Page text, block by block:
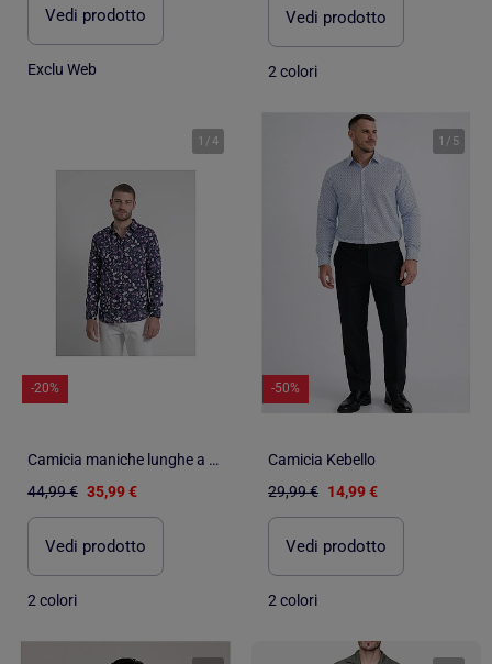
Vedi prodotto
Exclu Web
Vedi prodotto
2 colori
1 /4
-20%
Camicia maniche lunghe a motivi DULOIC
44,99 € 35,99 €
Vedi prodotto
2 colori
1 / 5
-50%
Camicia Kebello
29,99 € 14,99 €
Vedi prodotto
2 colori